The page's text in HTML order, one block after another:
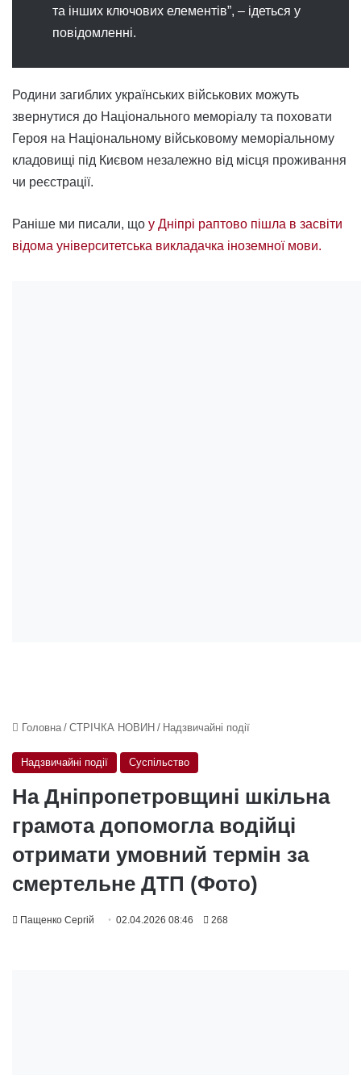
та інших ключових елементів”, – ідеться у
повідомленні.
Родини загиблих українських військових можуть
звернутися до Національного меморіалу та поховати
Героя на Національному військовому меморіальному
кладовищі під Києвом незалежно від місця проживання
чи реєстрації.
Раніше ми писали, що у Дніпрі раптово пішла в засвіти
відома університетська викладачка іноземної мови.